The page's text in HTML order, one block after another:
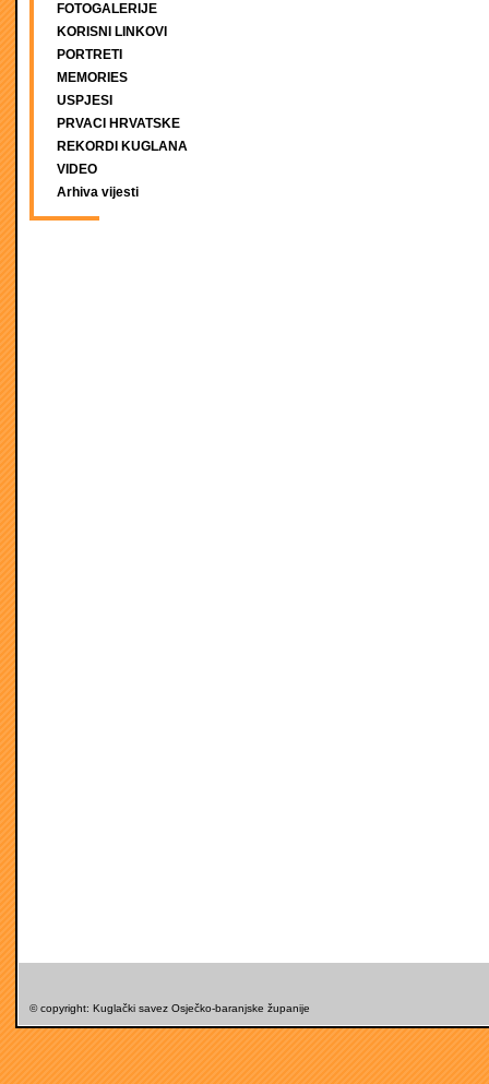
FOTOGALERIJE
KORISNI LINKOVI
PORTRETI
MEMORIES
USPJESI
PRVACI HRVATSKE
REKORDI KUGLANA
VIDEO
Arhiva vijesti
© copyright: Kuglački savez Osječko-baranjske županije